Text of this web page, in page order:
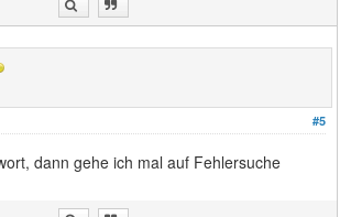
#5
dann gehe ich mal auf Fehlersuche